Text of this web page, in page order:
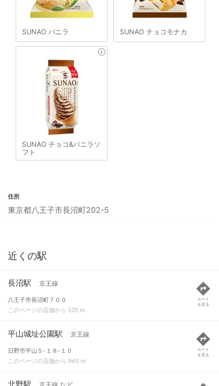
SUNAO バニラ SUNAO チョコモナカ
SUNAO チョコ&バニラソ
フト
住所
東京都八王子市長沼町202-5
近くの駅
長沼駅 京王線
八王子市長沼町７００
このページの店舗から 525 m
ルート
を見る
平山城址公園駅 京王線
日野市平山５-１８-１０
このページの店舗から 940 m
ルート
を見る
北野駅